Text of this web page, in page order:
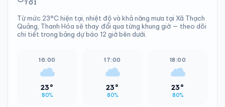
TỚI
Từ mức 23°C hiện tại, nhiệt độ và khả năng mưa tại Xã Thạch
Quảng, Thanh Hóa sẽ thay đổi qua từng khung giờ — theo dõi
chi tiết trong bảng dự báo 12 giờ bên dưới.
16:00
23°
80%
17:00
23°
80%
18:00
23°
80%